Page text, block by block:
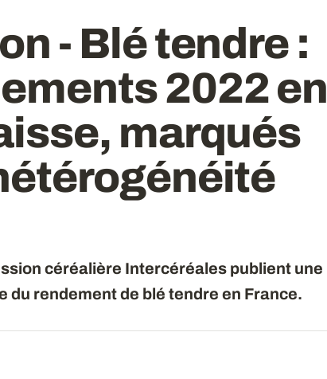
- Blé tendre :
2022 en
marqués
céréalière Intercéréales publient une
du rendement de blé tendre en France.